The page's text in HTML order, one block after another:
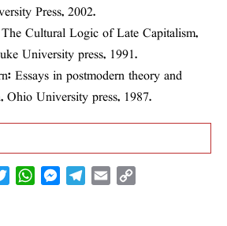
Press, 2002.
The Cultural Logic of Late Capitalism,
University press, 1991.
Essays in postmodern theory and
Ohio University press, 1987.
TwitterWhatsAppMessengerTelegram
Email